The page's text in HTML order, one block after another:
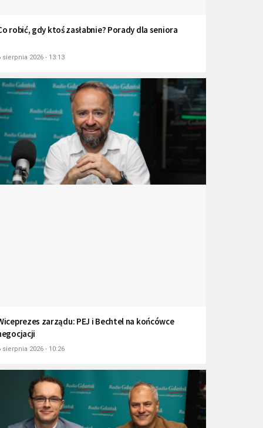
robić, gdy ktoś zasłabnie? Porady dla seniora
sierpnia 2026 - 13:13
zarządu: PEJ i Bechtel na końcówce
sierpnia 2026 - 10:26